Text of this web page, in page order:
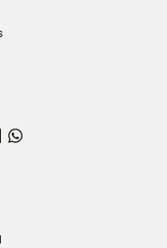
Dailymotion